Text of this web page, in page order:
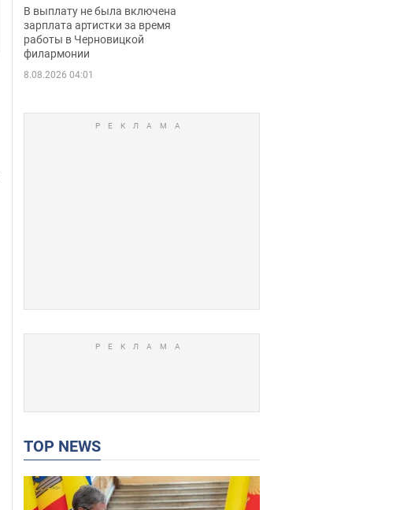
сколько получала
певица
В выплату не была включена
зарплата артистки за время
работы в Черновицкой
филармонии
8.08.2026 04:01
TOP NEWS